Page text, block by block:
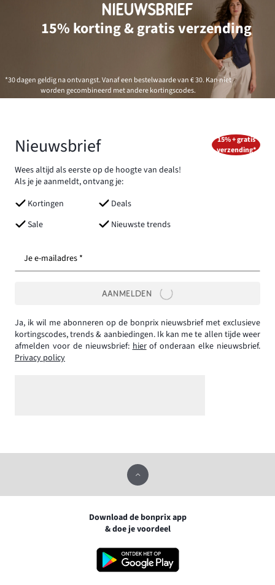
NIEUWSBRIEF
15% korting & gratis verzending
*30 dagen geldig na ontvangst. Vanaf een bestelwaarde van € 30. Kan niet
worden gecombineerd met andere kortingscodes.
Nieuwsbrief
Wees altijd als eerste op de hoogte van deals!
Als je je aanmeldt, ontvang je:
Kortingen
Deals
Sale
Nieuwste trends
15% + gratis
verzending*
Je e-mailadres *
AANMELDEN
Ja, ik wil me abonneren op de bonprix nieuwsbrief met exclusieve
kortingscodes, trends & aanbiedingen. Ik kan me te allen tijde weer
afmelden voor de nieuwsbrief:hierof onderaan elke nieuwsbrief.
Privacy policy
Download de bonprix app
& doe je voordeel